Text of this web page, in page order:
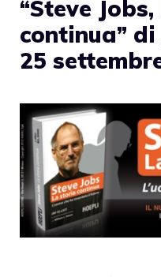
“Steve
continua”
25